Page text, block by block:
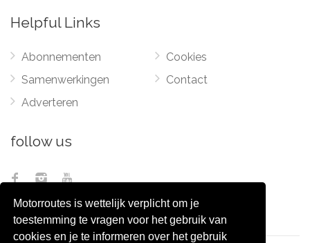
Motorroutes is wettelijk verplicht om je
toestemming te vragen voor het gebruik van
cookies en je te informeren over het gebruik
Helpful Links
Abonnementen
Samenwerkingen
Adverteren
Cookies
Contact
follow us